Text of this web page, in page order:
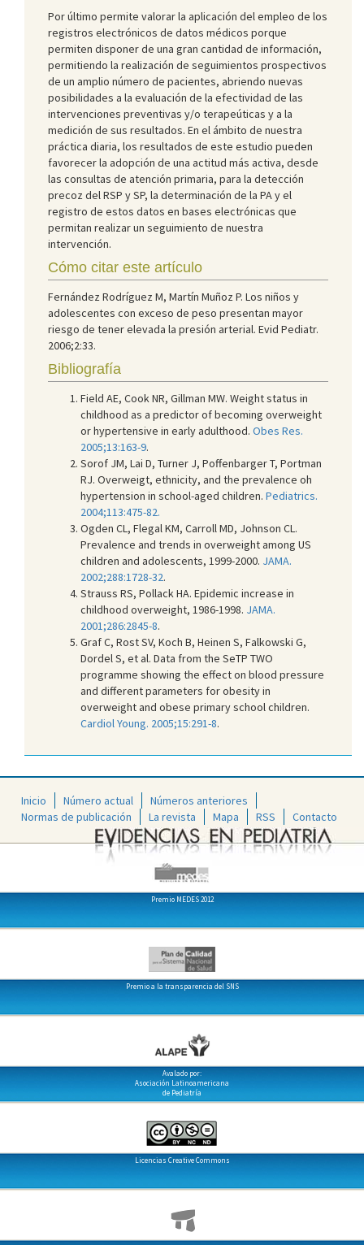
Por último permite valorar la aplicación del empleo de los
registros electrónicos de datos médicos porque
permiten disponer de una gran cantidad de información,
permitiendo la realización de seguimientos prospectivos
de un amplio número de pacientes, abriendo nuevas
posibilidades a la evaluación de la efectividad de las
intervenciones preventivas y/o terapeúticas y a la
medición de sus resultados. En el ámbito de nuestra
práctica diaria, los resultados de este estudio pueden
favorecer la adopción de una actitud más activa, desde
las consultas de atención primaria, para la detección
precoz del RSP y SP, la determinación de la PA y el
registro de estos datos en bases electrónicas que
permitan realizar un seguimiento de nuestra
intervención.
Cómo citar este artículo
Fernández Rodríguez M, Martín Muñoz P. Los niños y
adolescentes con exceso de peso presentan mayor
riesgo de tener elevada la presión arterial. Evid Pediatr.
2006;2:33.
Bibliografía
Field AE, Cook NR, Gillman MW. Weight status in
childhood as a predictor of becoming overweight
or hypertensive in early adulthood. Obes Res.
2005;13:163-9.
Sorof JM, Lai D, Turner J, Poffenbarger T, Portman
RJ. Overweigt, ethnicity, and the prevalence oh
hypertension in school-aged children. Pediatrics.
2004;113:475-82.
Ogden CL, Flegal KM, Carroll MD, Johnson CL.
Prevalence and trends in overweight among US
children and adolescents, 1999-2000. JAMA.
2002;288:1728-32.
Strauss RS, Pollack HA. Epidemic increase in
childhood overweight, 1986-1998. JAMA.
2001;286:2845-8.
Graf C, Rost SV, Koch B, Heinen S, Falkowski G,
Dordel S, et al. Data from the SeTP TWO
programme showing the effect on blood pressure
and different parameters for obesity in
overweight and obese primary school children.
Cardiol Young. 2005;15:291-8.
Inicio Número actual
Números anteriores
Normas de publicación
La revista Mapa RSS Contacto
Premio MEDES 2012
Premio a la transparencia del SNS
Avalado por:
Asociación Latinoamericana
de Pediatría
Licencias Creative Commons